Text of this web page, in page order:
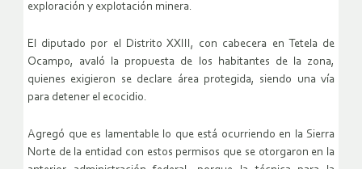
exploración y explotación minera.
El diputado por el Distrito XXIII, con cabecera en Tetela de
Ocampo, avaló la propuesta de los habitantes de la zona,
quienes exigieron se declare área protegida, siendo una vía
para detener el ecocidio.
Agregó que es lamentable lo que está ocurriendo en la Sierra
Norte de la entidad con estos permisos que se otorgaron en la